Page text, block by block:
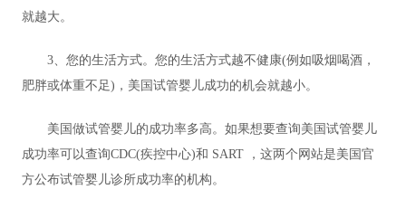
就越大。
3、您的生活方式。您的生活方式越不健康(例如吸烟喝酒，
肥胖或体重不足)，美国试管婴儿成功的机会就越小。
美国做试管婴儿的成功率多高。如果想要查询美国试管婴儿
成功率可以查询CDC(疾控中心)和 SART ，这两个网站是美国官
方公布试管婴儿诊所成功率的机构。